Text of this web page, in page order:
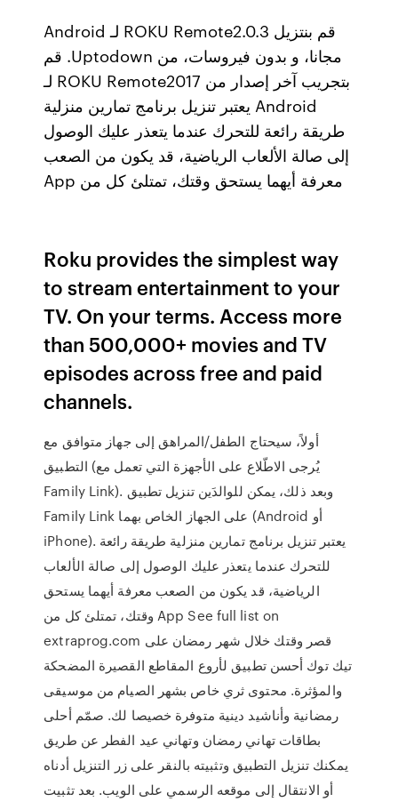
‫قم بنتزيل ROKU Remote2.0.3 لـ Android
مجانا، و بدون فيروسات، من Uptodown. قم
بتجريب آخر إصدار من ROKU Remote2017 لـ
Android يعتبر تنزيل برنامج تمارين منزلية
طريقة رائعة للتحرك عندما يتعذر عليك الوصول
إلى صالة الألعاب الرياضية، قد يكون من الصعب
معرفة أيهما يستحق وقتك، تمتلئ كل من App
Roku provides the simplest way
to stream entertainment to your
TV. On your terms. Access more
than 500,000+ movies and TV
episodes across free and paid
channels.
أولاً، سيحتاج الطفل/المراهق إلى جهاز متوافق مع
التطبيق (يُرجى الاطّلاع على الأجهزة التي تعمل مع
Family Link). وبعد ذلك، يمكن للوالدَين تنزيل تطبيق
Family Link على الجهاز الخاص بهما (Android أو
iPhone). يعتبر تنزيل برنامج تمارين منزلية طريقة رائعة
للتحرك عندما يتعذر عليك الوصول إلى صالة الألعاب
الرياضية، قد يكون من الصعب معرفة أيهما يستحق
وقتك، تمتلئ كل من App See full list on
extraprog.com ‎قصر وقتك خلال شهر رمضان على
تيك توك أحسن تطبيق لأروع المقاطع القصيرة المضحكة
والمؤثرة. محتوى ثري خاص بشهر الصيام من موسيقى
رمضانية وأناشيد دينية متوفرة خصيصا لك. صمّم أحلى
بطاقات تهاني رمضان وتهاني عيد الفطر عن طريق
يمكنك تنزيل التطبيق وتثبيته بالنقر على زر التنزيل أدناه
أو الانتقال إلى موقعه الرسمي على الويب. بعد تثبيت